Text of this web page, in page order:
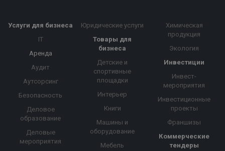
Услуги для бизнеса
IT
Аренда
Аудит
Аутсорсинг
Безопасность
Деловое
образование
Деловые
мероприятия
Юридические услуги
Товары для
бизнеса
Детские и
спортивные
площадки
Интерьер
Книги
Машины и
оборудование
Мебель
Химическая
продукция
Экология
Инвестиции
Инвест-
мероприятия
Инвестиционные
проекты
Франшизы
Коммерческие
тендеры